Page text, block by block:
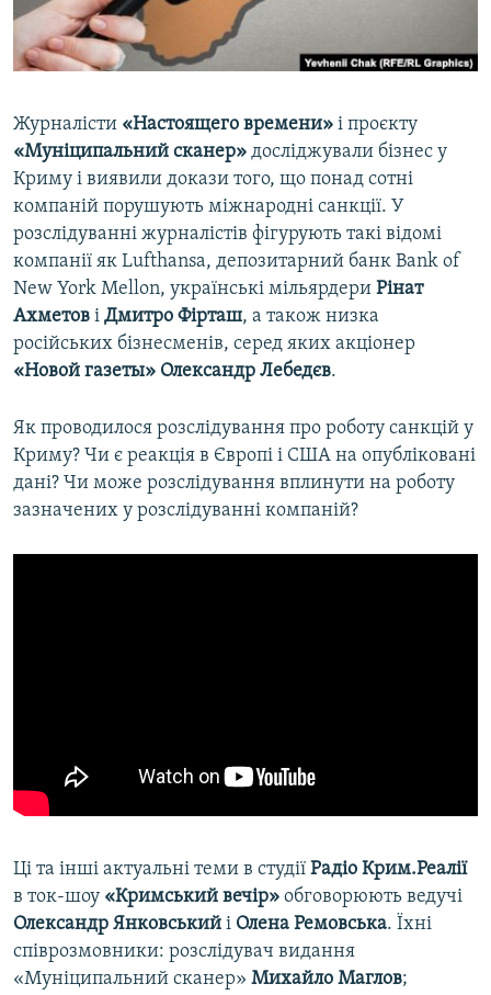
ВІДЕОУРОКИ «ELIFBE»
СВІДЧЕННЯ ОКУПАЦІЇ
ІНФОГРАФІКА
Русский
Qırımtatar
ДОЛУЧАЙСЯ!
Усі сайти RFE/RL
Журналісти «Настоящего времени» і проєкту
«Муніципальний сканер» досліджували бізнес у
Криму і виявили докази того, що понад сотні
компаній порушують міжнародні санкції. У
розслідуванні журналістів фігурують такі відомі
компанії як Lufthansa, депозитарний банк Bank of
New York Mellon, українські мільярдери Рінат
Ахметов і Дмитро Фірташ, а також низка
російських бізнесменів, серед яких акціонер
«Новой газеты» Олександр Лебедєв.
Як проводилося розслідування про роботу санкцій у
Криму? Чи є реакція в Європі і США на опубліковані
дані? Чи може розслідування вплинути на роботу
зазначених у розслідуванні компаній?
Ці та інші актуальні теми в студії Радіо Крим.Реалії
в ток-шоу «Кримський вечір» обговорюють ведучі
Олександр Янковський і Олена Ремовська. Їхні
співрозмовники: розслідувач видання
«Муніципальний сканер» Михайло Маглов;